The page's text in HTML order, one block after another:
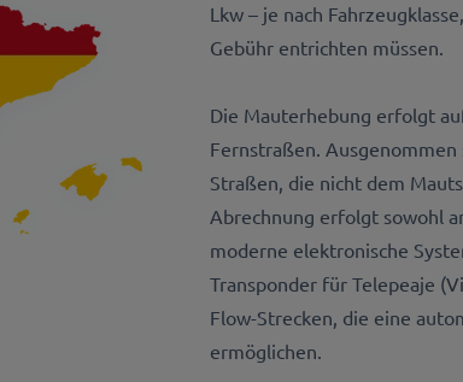
Lkw – je nach
Gebühr entrichten müssen.
Die Mauterhebung erfolgt
Fernstraßen.
Straßen, die nicht dem
Abrechnung erfolgt sowohl
moderne elektronische
Transponder für Telepeaje
Flow-Strecken, die eine
ermöglichen.